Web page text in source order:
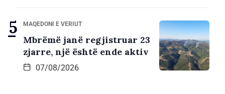
MAQEDONI E VERIUT
Mbrëmë janë regjistruar 23
zjarre, një është ende aktiv
07/08/2026